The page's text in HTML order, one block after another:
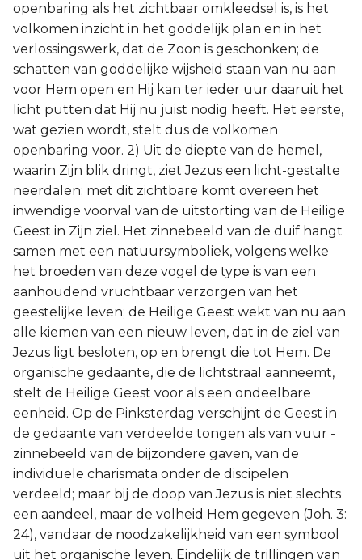
openbaring als het zichtbaar omkleedsel is, is het
volkomen inzicht in het goddelijk plan en in het
verlossingswerk, dat de Zoon is geschonken; de
schatten van goddelijke wijsheid staan van nu aan
voor Hem open en Hij kan ter ieder uur daaruit het
licht putten dat Hij nu juist nodig heeft. Het eerste,
wat gezien wordt, stelt dus de volkomen
openbaring voor. 2) Uit de diepte van de hemel,
waarin Zijn blik dringt, ziet Jezus een licht-gestalte
neerdalen; met dit zichtbare komt overeen het
inwendige voorval van de uitstorting van de Heilige
Geest in Zijn ziel. Het zinnebeeld van de duif hangt
samen met een natuursymboliek, volgens welke
het broeden van deze vogel de type is van een
aanhoudend vruchtbaar verzorgen van het
geestelijke leven; de Heilige Geest wekt van nu aan
alle kiemen van een nieuw leven, dat in de ziel van
Jezus ligt besloten, op en brengt die tot Hem. De
organische gedaante, die de lichtstraal aanneemt,
stelt de Heilige Geest voor als een ondeelbare
eenheid. Op de Pinksterdag verschijnt de Geest in
de gedaante van verdeelde tongen als van vuur -
zinnebeeld van de bijzondere gaven, van de
individuele charismata onder de discipelen
verdeeld; maar bij de doop van Jezus is niet slechts
een aandeel, maar de volheid Hem gegeven (Joh. 3:
24), vandaar de noodzakelijkheid van een symbool
uit het organische leven. Eindelijk de trillingen van